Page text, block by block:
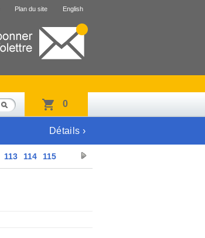
Plan du site English
0
Détails ›
113 114 115